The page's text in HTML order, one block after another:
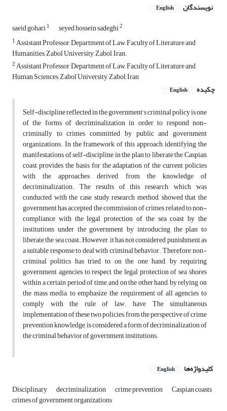
نویسندگان English
saeid gohari1 seyed hossein sadeghi2
1Assistant Professor, Department of Law, Faculty of Literature and
Humanities, Zabol University, Zabol, Iran.
2Assistant Professor, Department of Law, Faculty of Literature and
Human Sciences, Zabol University, Zabol, Iran
چکیده
English
Self-discipline reflected in the government's criminal policy is one
of the forms of decriminalization in order to respond non-
criminally to crimes committed by public and government
organizations. In the framework of this approach, identifying the
manifestations of self-discipline in the plan to liberate the Caspian
coast provides the basis for the adaptation of the current policies
with the approaches derived from the knowledge of
decriminalization. The results of this research, which was
conducted with the case study research method, showed that the
government has accepted the commission of crimes related to non-
compliance with the legal protection of the sea coast by the
institutions under the government by introducing the plan to
liberate the sea coast. However, it has not considered punishment as
a suitable response to deal with criminal behavior. Therefore, non-
criminal politics has tried to, on the one hand, by requiring
government agencies to respect the legal protection of sea shores
within a certain period of time, and on the other hand, by relying on
the mass media, to emphasize the requirement of all agencies to
comply with the rule of law. have The simultaneous
implementation of these two policies, from the perspective of crime
prevention knowledge, is considered a form of decriminalization of
the criminal behavior of government institutions.
کلیدواژه‌ها English
Disciplinary decriminalization crime prevention Caspian coasts
crimes of government organizations